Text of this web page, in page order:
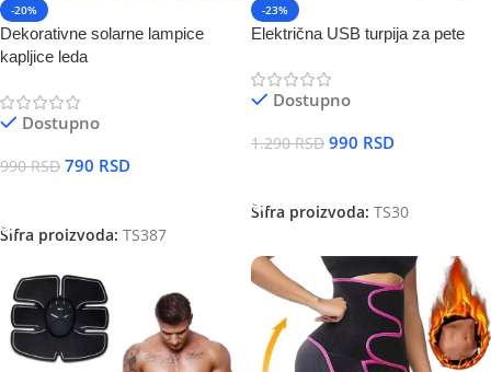
-20%
Dekorativne solarne lampice
kapljice leda
Dostupno
990RSD 790 RSD
Šifra proizvoda: TS387
-23%
Električna USB turpija za pete
Dostupno
1.290RSD 990 RSD
Šifra proizvoda: TS30